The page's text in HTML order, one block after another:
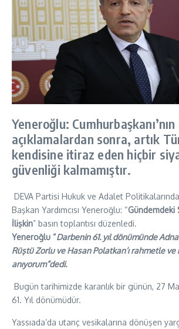
Yeneroğlu: Cumhurbaşkanı’nın
açıklamalardan sonra, artık
kendisine itiraz eden hiçbir
güvenliği kalmamıştır.
DEVA Partisi Hukuk ve Adalet
Başkan Yardımcısı Yeneroğlu: “Gündemdeki
İlişkin” basın toplantısı düzenledi.
Yeneroğlu “Darbenin 61. yıl dönümünde
Rüştü Zorlu ve Hasan Polatkan’ı rahmetle
anıyorum”dedi.
Bugün tarihimizde karanlık bir günün, 27
61. Yıl dönümüdür.
Yassıada’da utanç vesikalarına dönüşen